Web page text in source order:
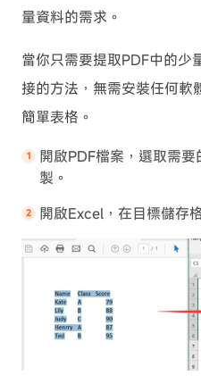
量資料的需求。
當你只需要提取PDF中的少
接的方法，無需安裝任何軟
簡單表格。
開啟PDF檔案，選取需
製。
開啟Excel，在目標儲存